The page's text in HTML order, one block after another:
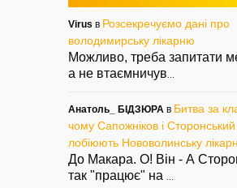
Virus в Розсекречуємо дані про
володимирську лікарню
Можливо, треба запитати
а не втаємничув
Анатоль_ БІДЗЮРА в Битва за
чому Сапожніков і
лобіюють Нововолинську
До Макара. О! Він - А
так "працює" на